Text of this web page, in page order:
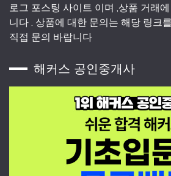
로그 포스팅 사이트 이며 ,상품 거래
니다 . 상품에 대한 문의는 해당 링크
직접 문의 바랍니다
해커스 공인중개사